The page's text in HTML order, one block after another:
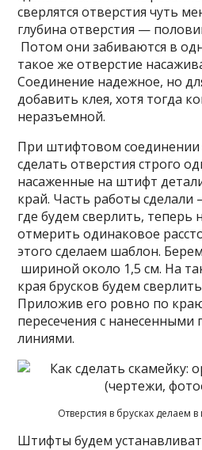
сверлятся отверстия чуть
глубина отверстия —
Потом они забиваются в
такое же отверстие
Соединение надежное, но
добавить клея, хотя тогда
неразъемной.
При штифтовом соединении
сделать отверстия строго
насаженные на штифт
край. Часть работы
где будем сверлить, теперь
отмерить одинаковое
этого сделаем шаблон.
шириной около 1,5 см. На
края брусков будем
Приложив его ровно по
пересечения с
линиями.
Отверстия в брусках делаем
Штифты будем